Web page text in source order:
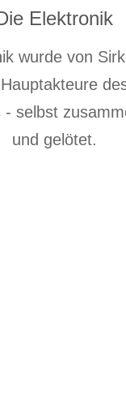
Elektronik
wurde von
- selbst
und gelötet.